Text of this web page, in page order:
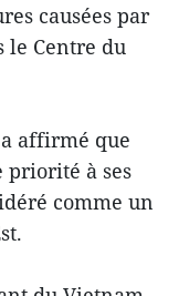
causées par
le Centre du
affirmé que
priorité à ses
comme un